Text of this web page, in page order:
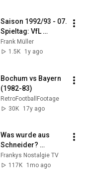
Saison 1992/93 - 07.
Spieltag: VfL
Bochum - BAYER 04
LEVERKUSEN
Frank Müller
1.5K
1y ago
Bochum vs Bayern
(1982-83)
RetroFootballFootage
30K
17y ago
Was wurde aus
Schneider?
Deutschlands
vergessener
Frankys Nostalgie TV
117K
1mo ago